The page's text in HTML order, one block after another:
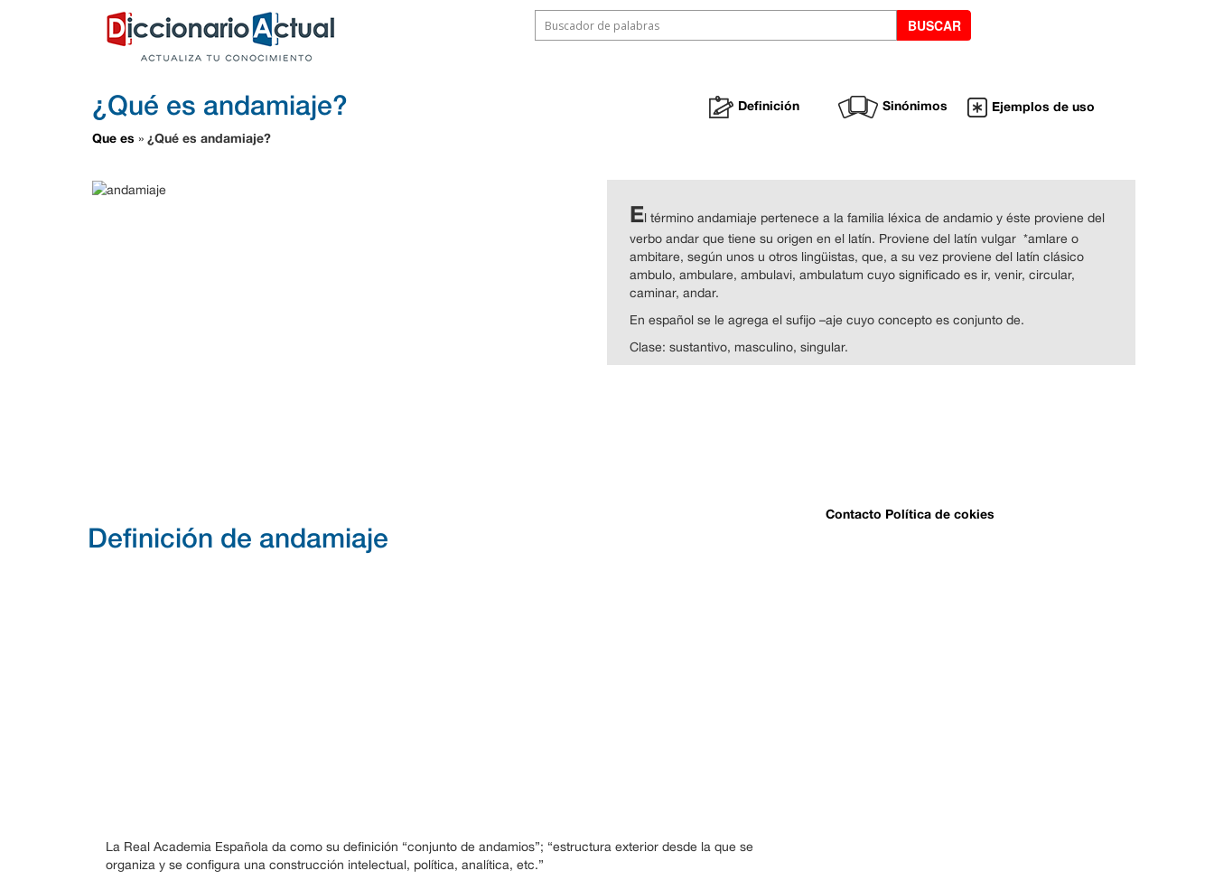
¿Qué es andamiaje?
Que es » ¿Qué es andamiaje?
Definición Sinónimos Ejemplos de uso
El término andamiaje pertenece a la familia léxica de andamio y éste proviene del
verbo andar que tiene su origen en el latín. Proviene del latín vulgar *amlare o
ambitare, según unos u otros lingüistas, que, a su vez proviene del latín clásico
ambulo, ambulare, ambulavi, ambulatum cuyo significado es ir, venir, circular,
caminar, andar.
En español se le agrega el sufijo –aje cuyo concepto es conjunto de.
Clase: sustantivo, masculino, singular.
Definición de andamiaje
La Real Academia Española da como su definición “conjunto de andamios”; “estructura exterior desde la que se
organiza y se configura una construcción intelectual, política, analítica, etc.”
Contacto Política de cokies